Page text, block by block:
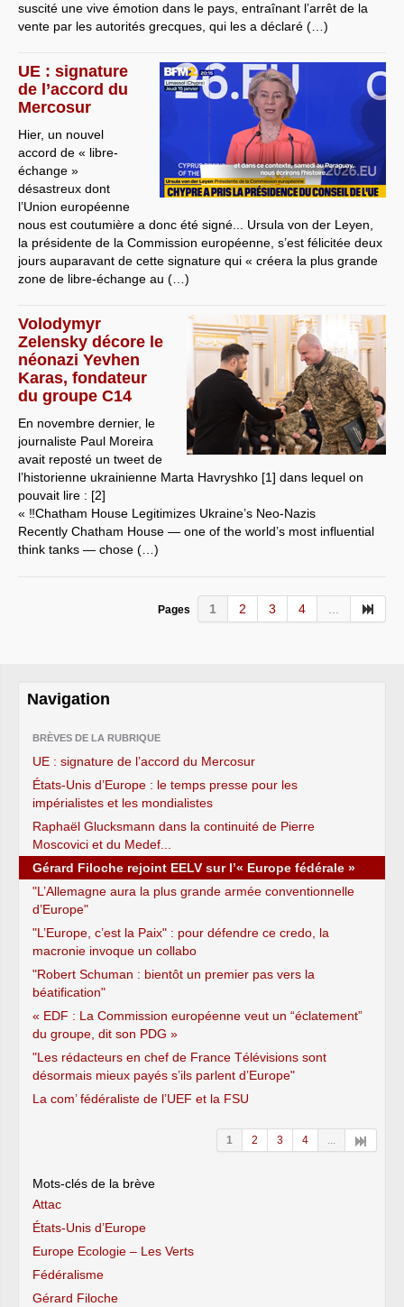
suscité une vive émotion dans le pays, entraînant l’arrêt de la
vente par les autorités grecques, qui les a déclaré (…)
UE : signature
de l’accord du
Mercosur
Hier, un nouvel
accord de « libre-
échange »
désastreux dont
l’Union européenne
nous est coutumière a donc été signé... Ursula von der Leyen,
la présidente de la Commission européenne, s’est félicitée deux
jours auparavant de cette signature qui « créera la plus grande
zone de libre-échange au (…)
Volodymyr
Zelensky décore le
néonazi Yevhen
Karas, fondateur
du groupe C14
En novembre dernier, le
journaliste Paul Moreira
avait reposté un tweet de
l’historienne ukrainienne Marta Havryshko [1] dans lequel on
pouvait lire : [2]
« ‼️Chatham House Legitimizes Ukraine’s Neo-Nazis
Recently Chatham House — one of the world’s most influential
think tanks — chose (…)
Pages 1 2 3 4 ...
Navigation
BRÈVES DE LA RUBRIQUE
UE : signature de l’accord du Mercosur
États-Unis d’Europe : le temps presse pour les
impérialistes et les mondialistes
Raphaël Glucksmann dans la continuité de Pierre
Moscovici et du Medef...
Gérard Filoche rejoint EELV sur l’« Europe fédérale »
"L’Allemagne aura la plus grande armée conventionnelle
d’Europe"
"L’Europe, c’est la Paix" : pour défendre ce credo, la
macronie invoque un collabo
"Robert Schuman : bientôt un premier pas vers la
béatification"
« EDF : La Commission européenne veut un “éclatement”
du groupe, dit son PDG »
"Les rédacteurs en chef de France Télévisions sont
désormais mieux payés s’ils parlent d’Europe"
La com’ fédéraliste de l’UEF et la FSU
1 2 3 4 ...
Mots-clés de la brève
Attac
États-Unis d’Europe
Europe Ecologie – Les Verts
Fédéralisme
Gérard Filoche